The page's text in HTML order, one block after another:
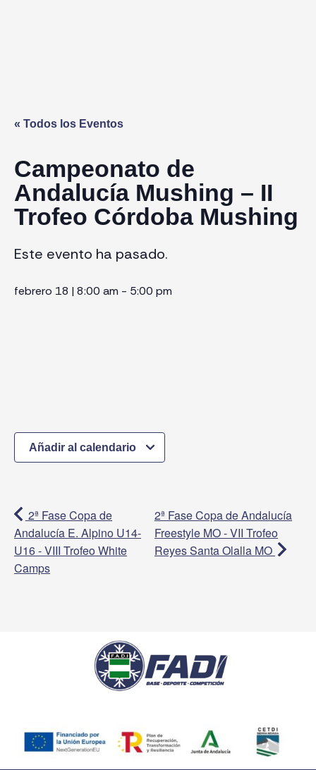
« Todos los Eventos
Campeonato de
Andalucía Mushing – II
Trofeo Córdoba Mushing
Este evento ha pasado.
febrero 18 | 8:00 am - 5:00 pm
Añadir al calendario
2ª Fase Copa de
Andalucía E. Alpino U14-
U16 - VIII Trofeo White
Camps
2ª Fase Copa de Andalucía
Freestyle MO - VII Trofeo
Reyes Santa Olalla MO